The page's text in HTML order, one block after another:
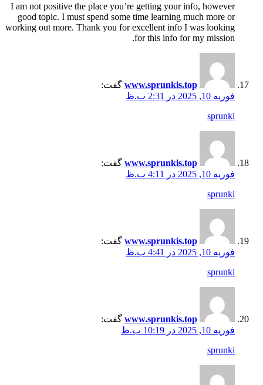
I am not positive the place you’re getting your info, however
good topic. I must spend some time learning much more or
working out more. Thank you for excellent info I was looking
for this info for my mission.
www.sprunkis.top گفت:
فوریه 10, 2025 در 2:31 ب.ظ
sprunki
www.sprunkis.top گفت:
فوریه 10, 2025 در 4:11 ب.ظ
sprunki
www.sprunkis.top گفت:
فوریه 10, 2025 در 4:41 ب.ظ
sprunki
www.sprunkis.top گفت:
فوریه 10, 2025 در 10:19 ب.ظ
sprunki